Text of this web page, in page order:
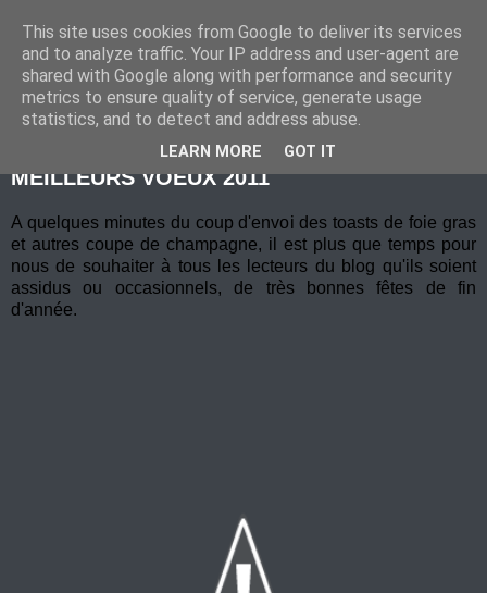
Marche Nordique au RIF
mercredi 29 décembre 2010
MEILLEURS VOEUX 2011
A quelques minutes du coup d'envoi des toasts de foie gras
et autres coupe de champagne, il est plus que temps pour
nous de souhaiter à tous les lecteurs du blog qu'ils soient
assidus ou occasionnels, de très bonnes fêtes de fin
d'année.
This site uses cookies from Google to deliver its services
and to analyze traffic. Your IP address and user-agent are
shared with Google along with performance and security
metrics to ensure quality of service, generate usage
statistics, and to detect and address abuse.
LEARN MORE GOT IT